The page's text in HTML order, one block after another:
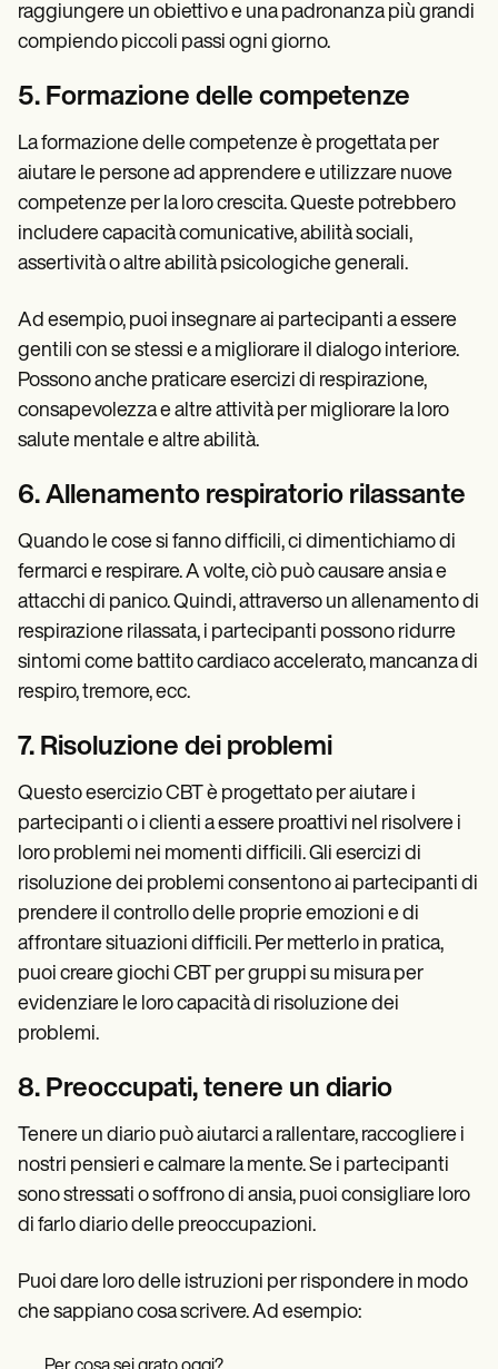
raggiungere un obiettivo e una padronanza più grandi
compiendo piccoli passi ogni giorno.
5. Formazione delle competenze
La formazione delle competenze è progettata per
aiutare le persone ad apprendere e utilizzare nuove
competenze per la loro crescita. Queste potrebbero
includere capacità comunicative, abilità sociali,
assertività o altre abilità psicologiche generali.
Ad esempio, puoi insegnare ai partecipanti a essere
gentili con se stessi e a migliorare il dialogo interiore.
Possono anche praticare esercizi di respirazione,
consapevolezza e altre attività per migliorare la loro
salute mentale e altre abilità.
6. Allenamento respiratorio rilassante
Quando le cose si fanno difficili, ci dimentichiamo di
fermarci e respirare. A volte, ciò può causare ansia e
attacchi di panico. Quindi, attraverso un allenamento di
respirazione rilassata, i partecipanti possono ridurre
sintomi come battito cardiaco accelerato, mancanza di
respiro, tremore, ecc.
7. Risoluzione dei problemi
Questo esercizio CBT è progettato per aiutare i
partecipanti o i clienti a essere proattivi nel risolvere i
loro problemi nei momenti difficili. Gli esercizi di
risoluzione dei problemi consentono ai partecipanti di
prendere il controllo delle proprie emozioni e di
affrontare situazioni difficili. Per metterlo in pratica,
puoi creare giochi CBT per gruppi su misura per
evidenziare le loro capacità di risoluzione dei
problemi.
8. Preoccupati, tenere un diario
Tenere un diario può aiutarci a rallentare, raccogliere i
nostri pensieri e calmare la mente. Se i partecipanti
sono stressati o soffrono di ansia, puoi consigliare loro
di farlo diario delle preoccupazioni.
Puoi dare loro delle istruzioni per rispondere in modo
che sappiano cosa scrivere. Ad esempio: